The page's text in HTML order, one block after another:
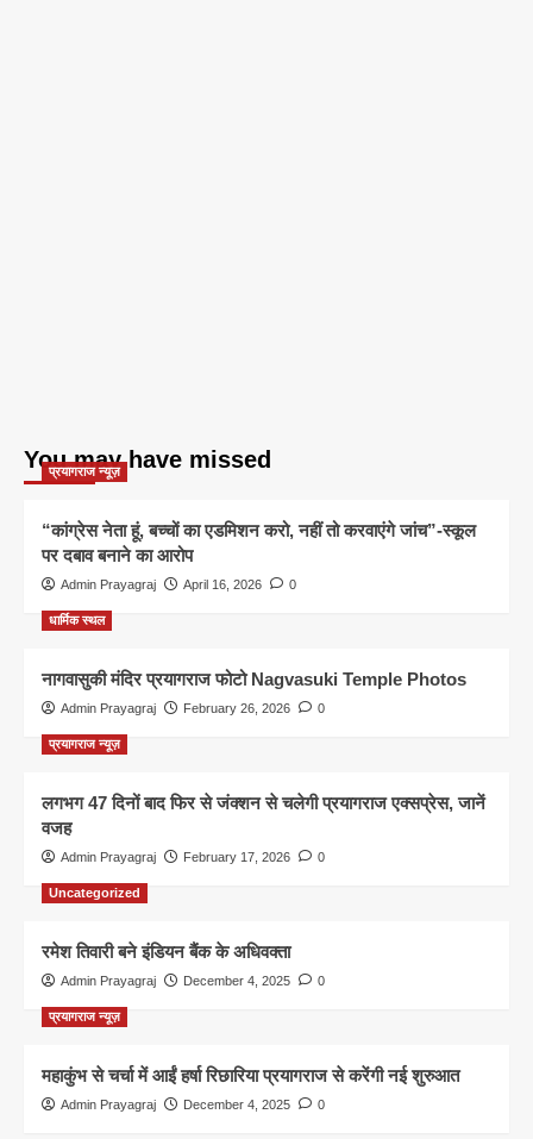
You may have missed
प्रयागराज न्यूज़
“कांग्रेस नेता हूं, बच्चों का एडमिशन करो, नहीं तो करवाएंगे जांच”-स्कूल
पर दबाव बनाने का आरोप
Admin Prayagraj April 16, 2026 0
धार्मिक स्थल
नागवासुकी मंदिर प्रयागराज फोटो Nagvasuki Temple Photos
Admin Prayagraj February 26, 2026 0
प्रयागराज न्यूज़
लगभग 47 दिनों बाद फिर से जंक्शन से चलेगी प्रयागराज एक्सप्रेस, जानें
वजह
Admin Prayagraj February 17, 2026 0
Uncategorized
रमेश तिवारी बने इंडियन बैंक के अधिवक्ता
Admin Prayagraj December 4, 2025 0
प्रयागराज न्यूज़
महाकुंभ से चर्चा में आईं हर्षा रिछारिया प्रयागराज से करेंगी नई शुरुआत
Admin Prayagraj December 4, 2025 0